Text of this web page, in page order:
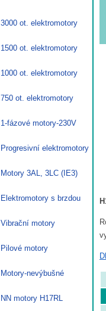
3000 ot. elektromotory
1500 ot. elektromotory
1000 ot. elektromotory
750 ot. elektromotory
1-fázové motory-230V
Progresivní elektromotory
Motory 3AL, 3LC (IE3)
Elektromotory s brzdou
Vibrační motory
Pilové motory
Motory-nevýbušné
NN motory H17RL